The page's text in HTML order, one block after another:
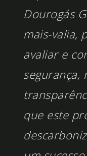
Dourogás
mais-valia,
avaliar e
segurança,
que este